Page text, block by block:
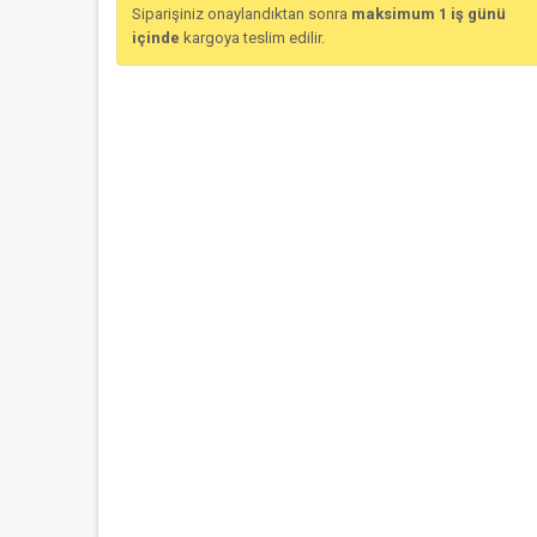
Siparişiniz onaylandıktan sonra maksimum 1 iş günü
içinde kargoya teslim edilir.